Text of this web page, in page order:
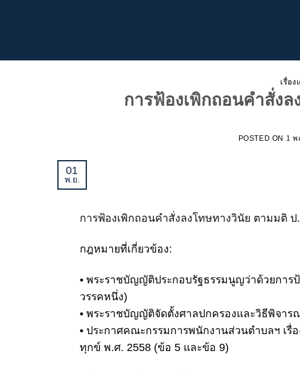
เนื้อหา
เรื่อง
การฟ้องเพิกถอนคำสั่ง
POSTED ON 1 พ
01
พ.ย.
การฟ้องเพิกถอนคำสั่งลงโทษทางวินัย ตามมติ ป
กฎหมายที่เกี่ยวข้อง:
• พระราชบัญญัติประกอบรัฐธรรมนูญว่าด้วยการ
วรรคหนึ่ง)
• พระราชบัญญัติจัดตั้งศาลปกครองและวิธีพิจาร
• ประกาศคณะกรรมการพนักงานส่วนตำบลฯ เ
ทุกข์ พ.ศ. 2558 (ข้อ 5 และข้อ 9)